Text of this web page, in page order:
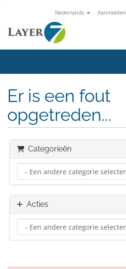
Nederlands Aanmelden
Er is een fout
opgetreden...
Categorieën
Acties